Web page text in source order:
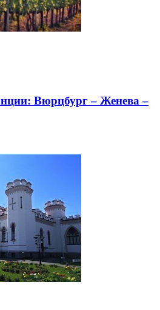
Вюрцбург – Женева –